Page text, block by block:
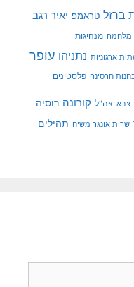
ברזל טראמפ יאיר רגב
מלחמה מנהיגות
ארגוניות נתניהו עופר
חרסינה פלסטינים
צבא צה"ל קורונה רוסיה
שרית אונגר משיח תהילים